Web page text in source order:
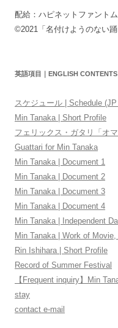
配給：ハピネットファント
©2021「名付けようのない
英語項目｜ENGLISH CONTENTS
スケジュール | Schedule
Min Tanaka | Short Profile
フェリックス・ガタリ「オ
Guattari for Min Tanaka
Min Tanaka | Document 1
Min Tanaka | Document 2
Min Tanaka | Document 3
Min Tanaka | Document 4
Min Tanaka | Independent
Min Tanaka | Work of
Rin Ishihara | Short Profile
Record of Summer Festival
【Frequent inquiry】Min
stay
contact e-mail